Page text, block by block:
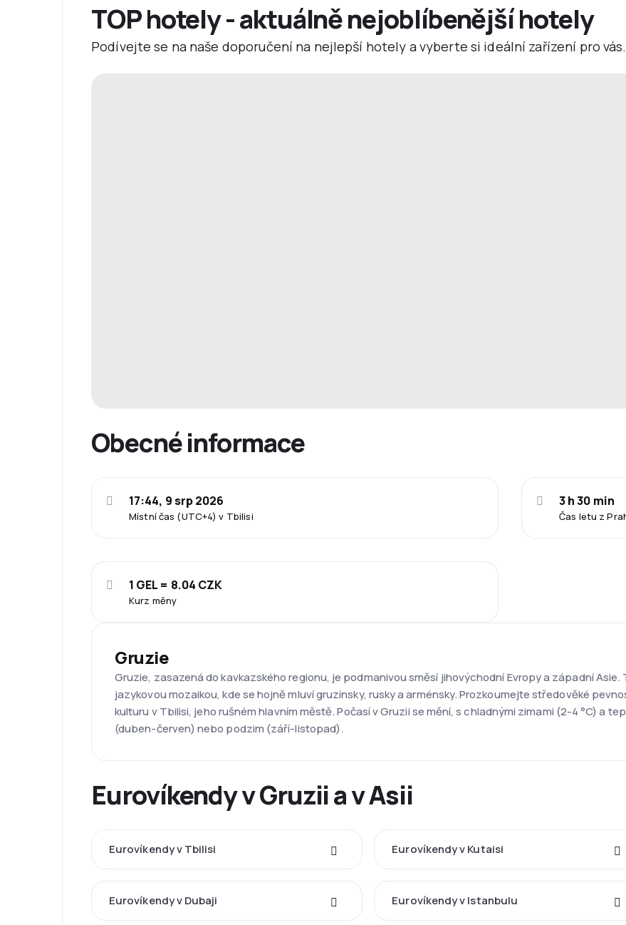
TOP hotely - aktuálně nejoblíbenější hotely
Podívejte se na naše doporučení na nejlepší hotely a vyberte si ideální zařízení pro
Obecné informace
Místní čas (UTC+4) v Tbilisi
17:44, 9 srp 2026
Čas letu z
3 h 30 min
Kurz měny
1 GEL = 8.04 CZK
Gruzie
Gruzie, zasazená do kavkazského regionu, je podmanivou směsí jihovýchodní Evropy a západní
jazykovou mozaikou, kde se hojně mluví gruzínsky, rusky a arménsky. Prozkoumejte středověké
kulturu v Tbilisi, jeho rušném hlavním městě. Počasí v Gruzii se mění, s chladnými zimami (2-4 °C) a
(duben-červen) nebo podzim (září-listopad).
Eurovíkendy v Gruzii a v Asii
Eurovíkendy v Tbilisi Eurovíkendy v Kutaisi
Eurovíkendy v Dubaji Eurovíkendy v Istanbulu